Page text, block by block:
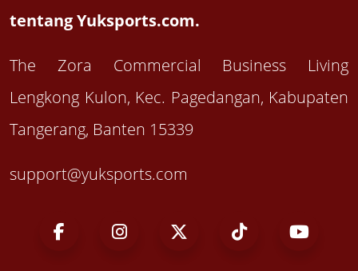
tentang Yuksports.com.
The Zora Commercial Business Living
Lengkong Kulon, Kec. Pagedangan, Kabupaten
Tangerang, Banten 15339
support@yuksports.com